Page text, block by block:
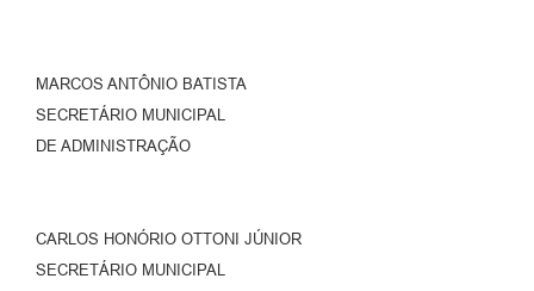
MARCOS ANTÔNIO BATISTA
SECRETÁRIO MUNICIPAL
DE ADMINISTRAÇÃO
CARLOS HONÓRIO OTTONI JÚNIOR
SECRETÁRIO MUNICIPAL